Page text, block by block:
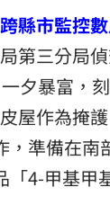
縣市監控
第三分局
夕暴富，
屋作為掩
，準備在
4-甲基甲